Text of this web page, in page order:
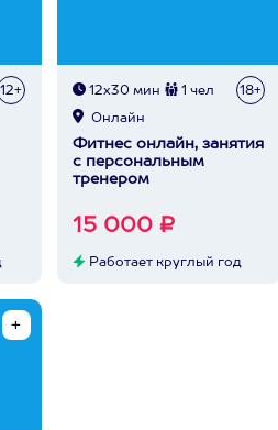
12+ 12х30 мин 1 чел 18+
Онлайн
Фитнес онлайн, занятия
с персональным
тренером
15 000 ₽
Работает круглый год